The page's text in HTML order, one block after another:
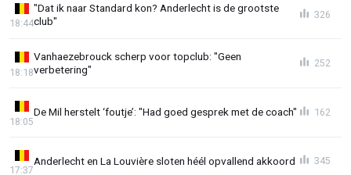
"Dat ik naar Standard kon? Anderlecht is de grootste
club"
18:44
326
Vanhaezebrouck scherp voor topclub: "Geen
verbetering"
18:18
252
De Mil herstelt ‘foutje’: "Had goed gesprek met de coach"
18:05
162
Anderlecht en La Louvière sloten héél opvallend akkoord
17:37
345